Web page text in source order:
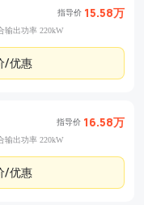
指导价 15.58万
输出功率 220kW
/优惠
指导价 16.58万
输出功率 220kW
/优惠